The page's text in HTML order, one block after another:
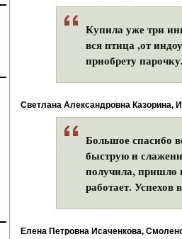
Купила уже три
вся птица ,от
приобрету
Светлана Александровна Казорина,
Большое спасибо
быструю и
получила, пришло
работает. Успехов
Елена Петровна Исаченкова,